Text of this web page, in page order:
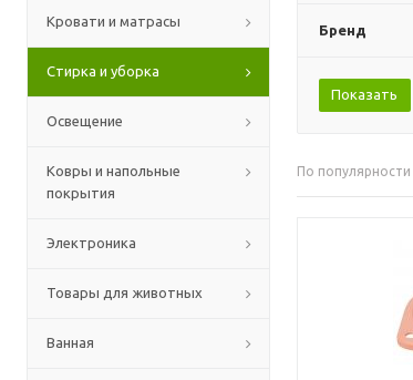
Кровати и матрасы
Стирка и уборка
Освещение
Ковры и напольные
покрытия
Электроника
Товары для животных
Ванная
Бренд
По популярности